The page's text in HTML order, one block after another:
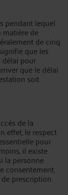
pendant lequel
matière de
de cinq
que les
délai pour
que le délai
soit
de la
effet, le respect
pour
il existe
la personne
consentement,
prescription